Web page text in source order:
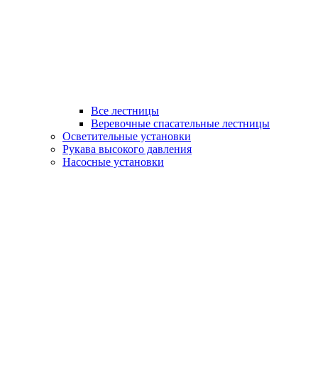
Все лестницы
Веревочные спасательные лестницы
Осветительные установки
Рукава высокого давления
Насосные установки